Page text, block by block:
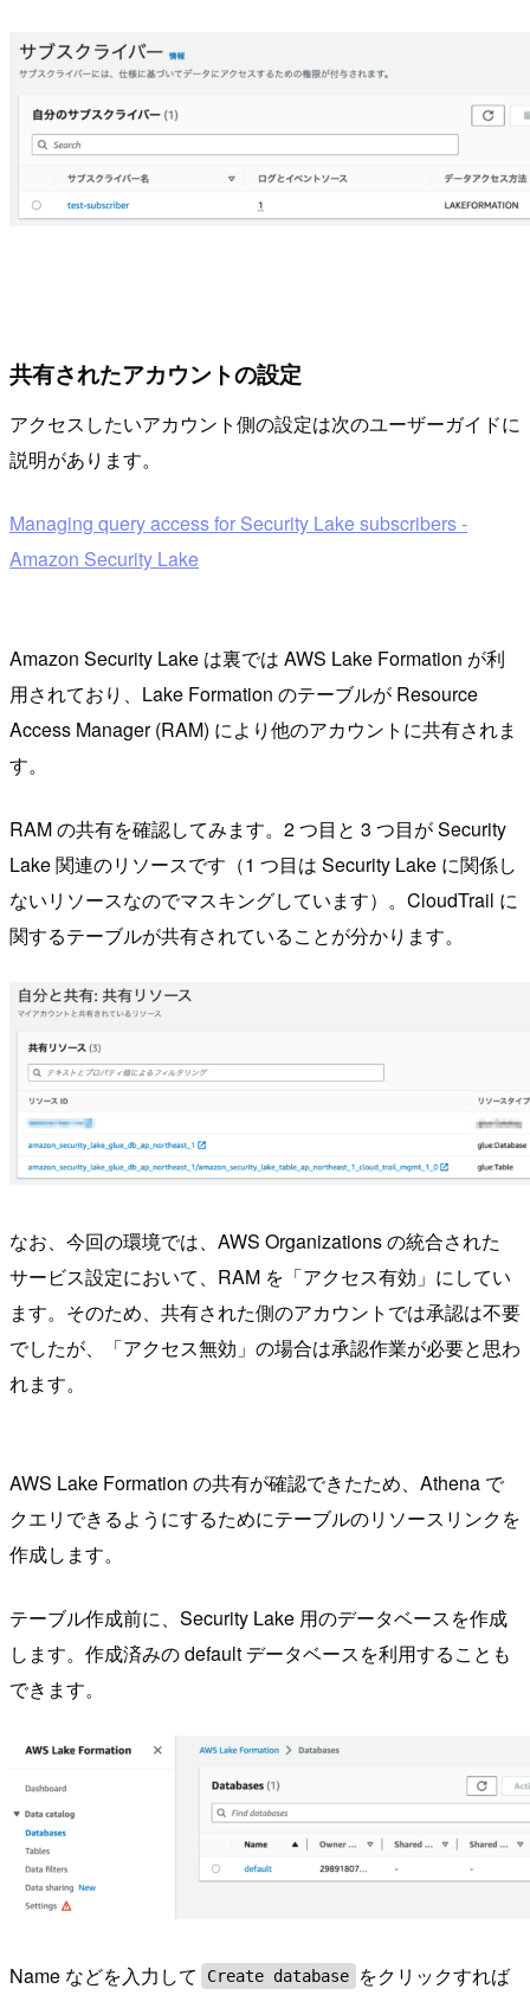
共有されたアカウントの設定
アクセスしたいアカウント側の設定は次のユーザーガイドに
説明があります。
Managing query access for Security Lake subscribers -
Amazon Security Lake
Amazon Security Lake は裏では AWS Lake Formation が利
用されており、Lake Formation のテーブルが Resource
Access Manager (RAM) により他のアカウントに共有されま
す。
RAM の共有を確認してみます。2 つ目と 3 つ目が Security
Lake 関連のリソースです（1 つ目は Security Lake に関係し
ないリソースなのでマスキングしています）。CloudTrail に
関するテーブルが共有されていることが分かります。
なお、今回の環境では、AWS Organizations の統合された
サービス設定において、RAM を「アクセス有効」にしてい
ます。そのため、共有された側のアカウントでは承認は不要
でしたが、「アクセス無効」の場合は承認作業が必要と思わ
れます。
AWS Lake Formation の共有が確認できたため、Athena で
クエリできるようにするためにテーブルのリソースリンクを
作成します。
テーブル作成前に、Security Lake 用のデータベースを作成
します。作成済みの default データベースを利用することも
できます。
Name などを入力して Create database
をクリックすれば